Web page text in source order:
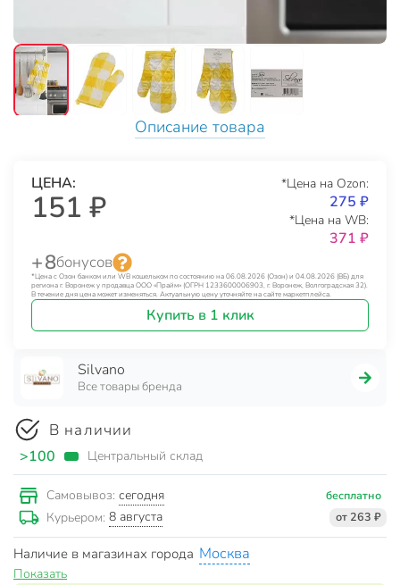
Описание товара
ЦЕНА:
151 ₽
*Цена на Ozon:
275 ₽
*Цена на WB:
371 ₽
+ 8бонусов
*Цена с Озон банком или WB кошельком по состоянию на 06.08.2026 (Озон) и 04.08.2026 (ВБ) для
региона г. Воронеж у продавца ООО «Прайм» (ОГРН 1233600006903, г. Воронеж, Волгоградская 32).
В течение дня цена может изменяться. Актуальную цену уточняйте на сайте маркетплейса.
Купить в 1 клик
Silvano
Все товары бренда
В наличии
>100 Центральный склад
Самовывоз: сегодня бесплатно
Курьером: 8 августа от 263 ₽
Наличие в магазинах города Москва
Показать